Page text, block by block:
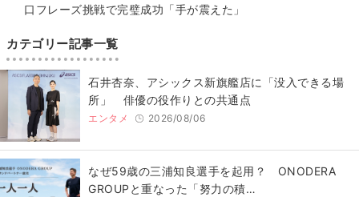
口フレーズ挑戦で完璧成功「手が震えた」
カテゴリー記事一覧
石井杏奈、アシックス新旗艦店に「没入できる場
所」 俳優の役作りとの共通点
エンタメ 2026/08/06
なぜ59歳の三浦知良選手を起用？ ONODERA
GROUPと重なった「努力の積…